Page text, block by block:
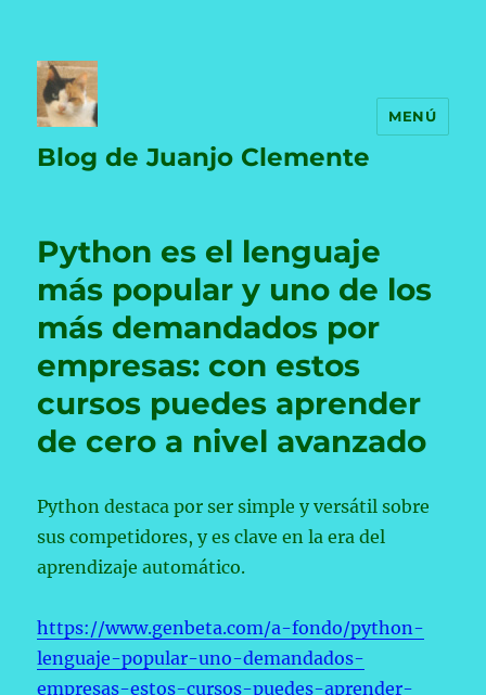
Blog de Juanjo Clemente
MENÚ
Python es el lenguaje
más popular y uno de los
más demandados por
empresas: con estos
cursos puedes aprender
de cero a nivel avanzado
Python destaca por ser simple y versátil sobre
sus competidores, y es clave en la era del
aprendizaje automático.
https://www.genbeta.com/a-fondo/python-
lenguaje-popular-uno-demandados-
empresas-estos-cursos-puedes-aprender-